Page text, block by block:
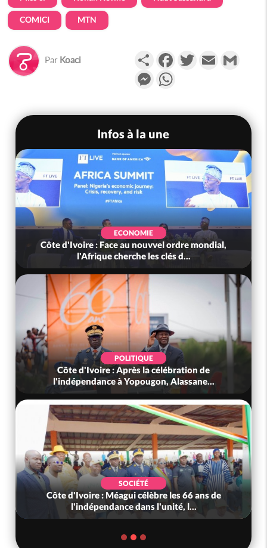
COMICI MTN
Par Koaci PartagerFacebookTwitterEmail
Messenger
Infos à la une
ECONOMIE
Côte d'Ivoire : Face au nouvvel ordre mondial,
l'Afrique cherche les clés d...
POLITIQUE
Côte d'Ivoire : Après la célébration de
l'indépendance à Yopougon, Alassane...
SOCIÉTÉ
Côte d'Ivoire : Méagui célèbre les 66 ans de
l'indépendance dans l'unité, l...